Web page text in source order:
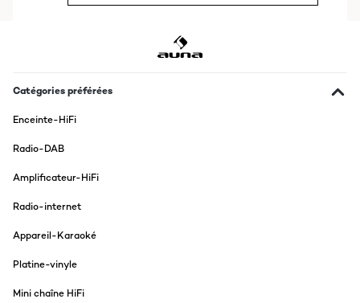
dormimos fuera y no queremos gastar la batería de música de la
el cable está genial. Pero luego descubrimos que también carga con
luz solar porque tiene un mini panel solar en la parte de arriba.
manualmente con manivela, también tiene para conectar USB,
mucho
Usuario/a de amazon
Catégories préférées
Enceinte-HiFi
Radio-DAB
Amplificateur-HiFi
Radio-internet
Appareil-Karaoké
Platine-vinyle
Mini chaîne HiFi